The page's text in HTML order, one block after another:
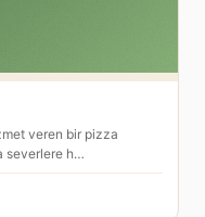
veren bir pizza
severlere h…